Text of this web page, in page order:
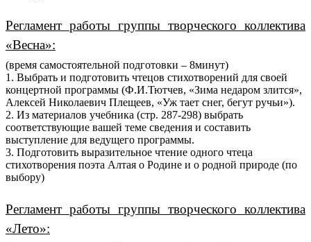
Регламент работы группы творческого коллектива
«Весна»:
(время самостоятельной подготовки – 8минут)
1. Выбрать и подготовить чтецов стихотворений для своей
концертной программы (Ф.И.Тютчев, «Зима недаром злится»,
Алексей Николаевич Плещеев, «Уж тает снег, бегут ручьи»).
2. Из материалов учебника (стр. 287-298) выбрать
соответствующие вашей теме сведения и составить
выступление для ведущего программы.
3. Подготовить выразительное чтение одного чтеца
стихотворения поэта Алтая о Родине и о родной природе (по
выбору)
Регламент работы группы творческого коллектива
«Лето»: